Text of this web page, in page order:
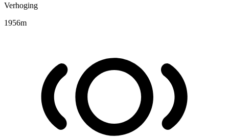
Verhoging
1956m